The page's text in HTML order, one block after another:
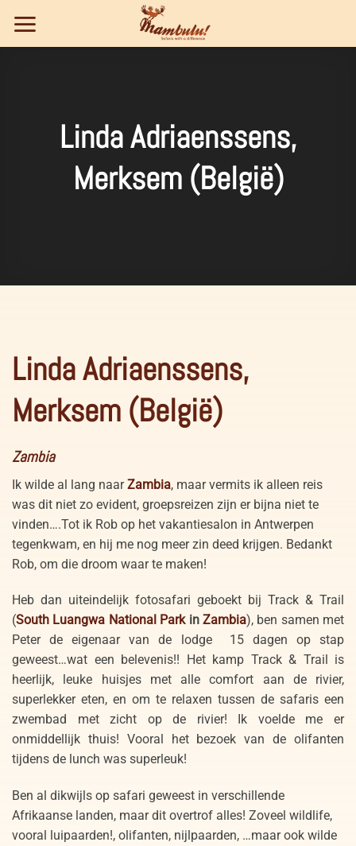
naar
inhoud
Linda Adriaenssens,
Merksem (België)
Linda Adriaenssens,
Merksem (België)
Zambia
Ik wilde al lang naarZambia, maar vermits ik alleen reis
was dit niet zo evident, groepsreizen zijn er bijna niet te
vinden….Tot ik Rob op het vakantiesalon in Antwerpen
tegenkwam, en hij me nog meer zin deed krijgen. Bedankt
Rob, om die droom waar te maken!
Heb dan uiteindelijk fotosafari geboekt bij Track & Trail
(South Luangwa National Parkin Zambia), ben samen met
Peter de eigenaar van de lodge 15 dagen op stap
geweest…wat een belevenis!! Het kamp Track & Trail is
heerlijk, leuke huisjes met alle comfort aan de rivier,
superlekker eten, en om te relaxen tussen de safaris een
zwembad met zicht op de rivier! Ik voelde me er
onmiddellijk thuis! Vooral het bezoek van de olifanten
tijdens de lunch was superleuk!
Ben al dikwijls op safari geweest in verschillende
Afrikaanse landen, maar dit overtrof alles! Zoveel wildlife,
vooral luipaarden!, olifanten, nijlpaarden, …maar ook wilde